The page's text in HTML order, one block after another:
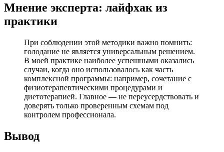
Мнение эксперта: лайфхак из
практики
При соблюдении этой методики важно помнить:
голодание не является универсальным решением.
В моей практике наиболее успешными оказались
случаи, когда оно использовалось как часть
комплексной программы: например, сочетание с
физиотерапевтическими процедурами и
диетотерапией. Главное — не переусердствовать и
доверять только проверенным схемам под
контролем профессионала.
Вывод